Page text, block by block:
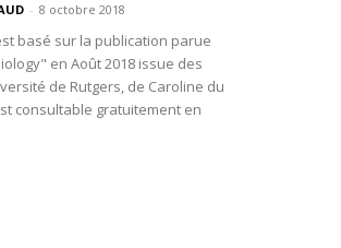
- 8 octobre 2018
basé sur la publication parue
en Août 2018 issue des
de Rutgers, de Caroline du
consultable gratuitement en